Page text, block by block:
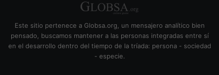
Este sitio pertenece a Globsa.org, un mensajero analítico bien
pensado, buscamos mantener a las personas integradas entre sí
en el desarrollo dentro del tiempo de la tríada: persona - sociedad
- especie.